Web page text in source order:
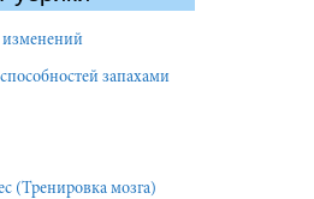
изменений
запахами
(Тренировка мозга)